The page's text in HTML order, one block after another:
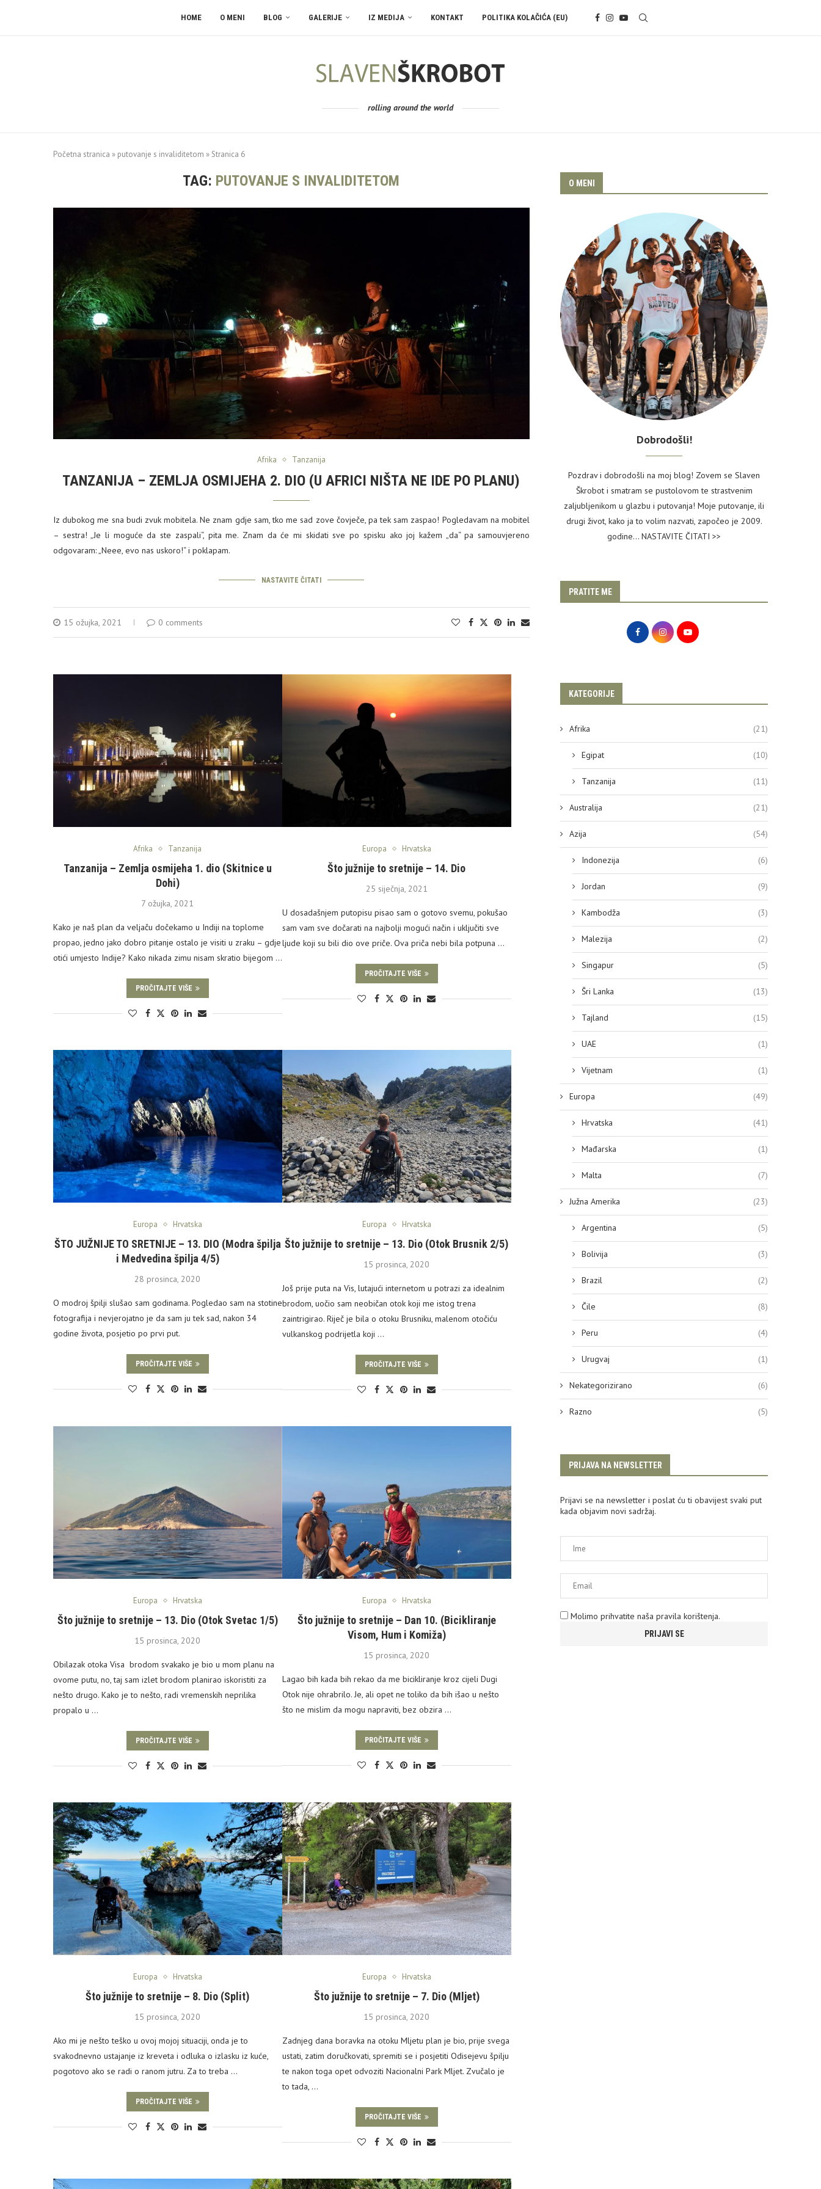
HOME O MENI BLOG GALERIJE IZ MEDIJA KONTAKT POLITIKA KOLAČIĆA (EU)
rolling around the world
Početna stranica » putovanje s invaliditetom » Stranica 6
TAG: PUTOVANJE S INVALIDITETOM
Afrika Tanzanija
TANZANIJA – ZEMLJA OSMIJEHA 2. DIO (U AFRICI NIŠTA NE IDE PO PLANU)
Iz dubokog me sna budi zvuk mobitela. Ne znam gdje sam, tko me sad zove čovječe, pa tek sam zaspao! Pogledavam na mobitel
– sestra! „Je li moguće da ste zaspali“, pita me. Znam da će mi skidati sve po spisku ako joj kažem „da“ pa samouvjereno
odgovaram: „Neee, evo nas uskoro!“ i poklapam.
NASTAVITE ČITATI
15 ožujka, 2021 0 comments
Afrika Tanzanija
Tanzanija – Zemlja osmijeha 1. dio (Skitnice u
Dohi)
7 ožujka, 2021
Kako je naš plan da veljaču dočekamo u Indiji na toplome
propao, jedno jako dobro pitanje ostalo je visiti u zraku – gdje
otići umjesto Indije? Kako nikada zimu nisam skratio bijegom …
PROČITAJTE VIŠE
Europa Hrvatska
Što južnije to sretnije – 14. Dio
25 siječnja, 2021
U dosadašnjem putopisu pisao sam o gotovo svemu, pokušao
sam vam sve dočarati na najbolji mogući način i uključiti sve
ljude koji su bili dio ove priče. Ova priča nebi bila potpuna …
PROČITAJTE VIŠE
Europa Hrvatska
ŠTO JUŽNIJE TO SRETNIJE – 13. DIO (Modra špilja
i Medvedina špilja 4/5)
28 prosinca, 2020
O modroj špilji slušao sam godinama. Pogledao sam na stotine
fotografija i nevjerojatno je da sam ju tek sad, nakon 34
godine života, posjetio po prvi put.
PROČITAJTE VIŠE
Europa Hrvatska
Što južnije to sretnije – 13. Dio (Otok Brusnik 2/5)
15 prosinca, 2020
Još prije puta na Vis, lutajući internetom u potrazi za idealnim
brodom, uočio sam neobičan otok koji me istog trena
zaintrigirao. Riječ je bila o otoku Brusniku, malenom otočiću
vulkanskog podrijetla koji …
PROČITAJTE VIŠE
Europa Hrvatska
Što južnije to sretnije – 13. Dio (Otok Svetac 1/5)
15 prosinca, 2020
Obilazak otoka Visa brodom svakako je bio u mom planu na
ovome putu, no, taj sam izlet brodom planirao iskoristiti za
nešto drugo. Kako je to nešto, radi vremenskih neprilika
propalo u …
PROČITAJTE VIŠE
Europa Hrvatska
Što južnije to sretnije – Dan 10. (Bicikliranje
Visom, Hum i Komiža)
15 prosinca, 2020
Lagao bih kada bih rekao da me bicikliranje kroz cijeli Dugi
Otok nije ohrabrilo. Je, ali opet ne toliko da bih išao u nešto
što ne mislim da mogu napraviti, bez obzira …
PROČITAJTE VIŠE
Europa Hrvatska
Što južnije to sretnije – 8. Dio (Split)
15 prosinca, 2020
Ako mi je nešto teško u ovoj mojoj situaciji, onda je to
svakodnevno ustajanje iz kreveta i odluka o izlasku iz kuće,
pogotovo ako se radi o ranom jutru. Za to treba …
PROČITAJTE VIŠE
Europa Hrvatska
Što južnije to sretnije – 7. Dio (Mljet)
15 prosinca, 2020
Zadnjeg dana boravka na otoku Mljetu plan je bio, prije svega
ustati, zatim doručkovati, spremiti se i posjetiti Odisejevu špilju
te nakon toga opet odvoziti Nacionalni Park Mljet. Zvučalo je
to tada, …
PROČITAJTE VIŠE
O MENI
Dobrodošli!
Pozdrav i dobrodošli na moj blog! Zovem se Slaven
Škrobot i smatram se pustolovom te strastvenim
zaljubljenikom u glazbu i putovanja! Moje putovanje, ili
drugi život, kako ja to volim nazvati, započeo je 2009.
godine... NASTAVITE ČITATI >>
PRATITE ME
KATEGORIJE
Afrika (21)
Egipat (10)
Tanzanija (11)
Australija (21)
Azija (54)
Indonezija (6)
Jordan (9)
Kambodža (3)
Malezija (2)
Singapur (5)
Šri Lanka (13)
Tajland (15)
UAE (1)
Vijetnam (1)
Europa (49)
Hrvatska (41)
Mađarska (1)
Malta (7)
Južna Amerika (23)
Argentina (5)
Bolivija (3)
Brazil (2)
Čile (8)
Peru (4)
Urugvaj (1)
Nekategorizirano (6)
Razno (5)
PRIJAVA NA NEWSLETTER
Prijavi se na newsletter i poslat ću ti obavijest svaki put
kada objavim novi sadržaj.
Molimo prihvatite naša pravila korištenja.